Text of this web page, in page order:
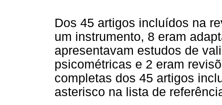
Dos 45 artigos incluídos na
um instrumento, 8 eram
apresentavam estudos de
psicométricas e 2 eram
completas dos 45 artigos
asterisco na lista de